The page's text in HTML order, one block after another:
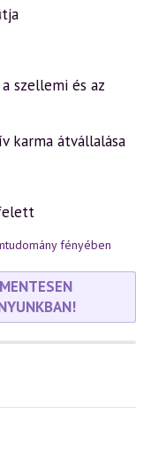
szellemi és az
karma átvállalása
fényében